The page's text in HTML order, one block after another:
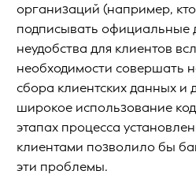
организаций (например,
подписывать официальные
неудобства для клиентов
необходимости совершать
сбора клиентских данных и
широкое использование
этапах процесса
клиентами позволило бы
эти проблемы.